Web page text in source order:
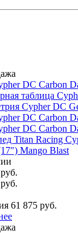
Titan Racing
Mango Blast
руб.
руб.
61 875 руб.